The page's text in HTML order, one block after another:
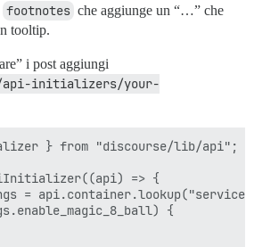
footnotes che aggiunge un “…” che
tooltip.
i post aggiungi
api-initializers/your-
} from "discourse/lib/api";
=> {
=
{